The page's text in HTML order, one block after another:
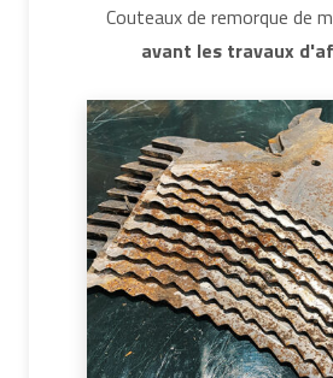
Couteaux de remorque de
avant les travaux